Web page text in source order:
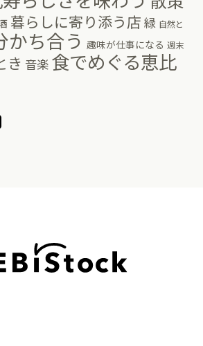
暮らしに寄り添う店 緑 自然と
かち合う 趣味が仕事になる 週末
き 音楽 食でめぐる恵比